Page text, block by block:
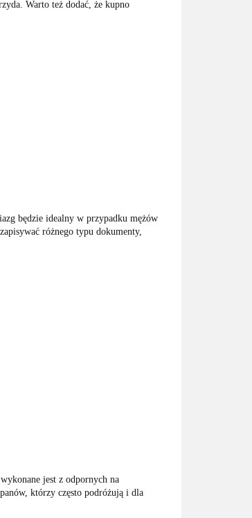
Warto też dodać, że kupno
będzie idealny w przypadku mężów
różnego typu dokumenty,
jest z odpornych na
którzy często podróżują i dla